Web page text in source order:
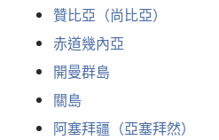
贊比亞（尚比亞）
赤道幾內亞
開曼群島
關島
阿塞拜疆（亞塞拜然）